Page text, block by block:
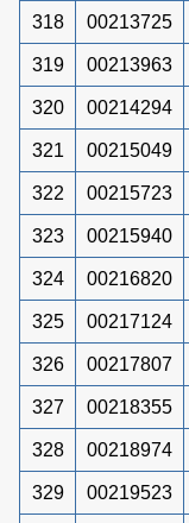
318 00213725
319 00213963
320 00214294
321 00215049
322 00215723
323 00215940
324 00216820
325 00217124
326 00217807
327 00218355
328 00218974
329 00219523